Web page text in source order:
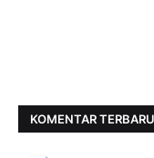
KOMENTAR TERBARU